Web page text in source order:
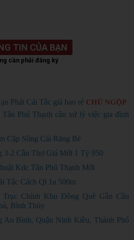
TIN CỦA BẠN
cần phải đăng ký
Phát Cái Tắc giá bao rẻ CHỦ NGỘP
Phú Thạnh cần xử lý việc gia đình
Cặp Sông Cái Răng Bé
2 Cần Thơ Giá Mới 1 Tỷ 950
Kdc Tân Phú Thạnh Mới
Tắc Cách Ql 1a 500m
Chính Khu Đồng Quê Gần Cầu
Bình Thủy
An Bình, Quận Ninh Kiều, Thành Phố